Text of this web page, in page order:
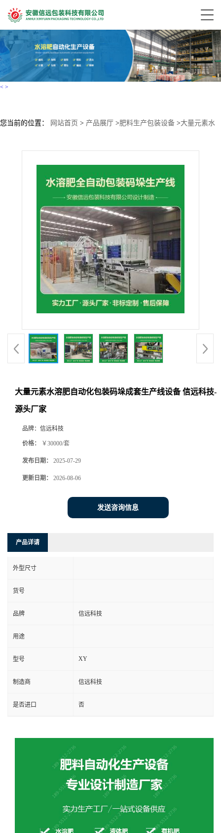
< >
您当前的位置： 网站首页 > 产品展厅 >肥料生产包装设备 >大量元素水
大量元素水溶肥自动化包装码垛成套生产线设备 信远科技-
源头厂家
品牌： 信远科技
价格： ￥30000/套
发布日期： 2025-07-29
更新日期： 2026-08-06
发送咨询信息
产品详请
外型尺寸
货号
品牌 信远科技
用途
型号 XY
制造商 信远科技
是否进口 否